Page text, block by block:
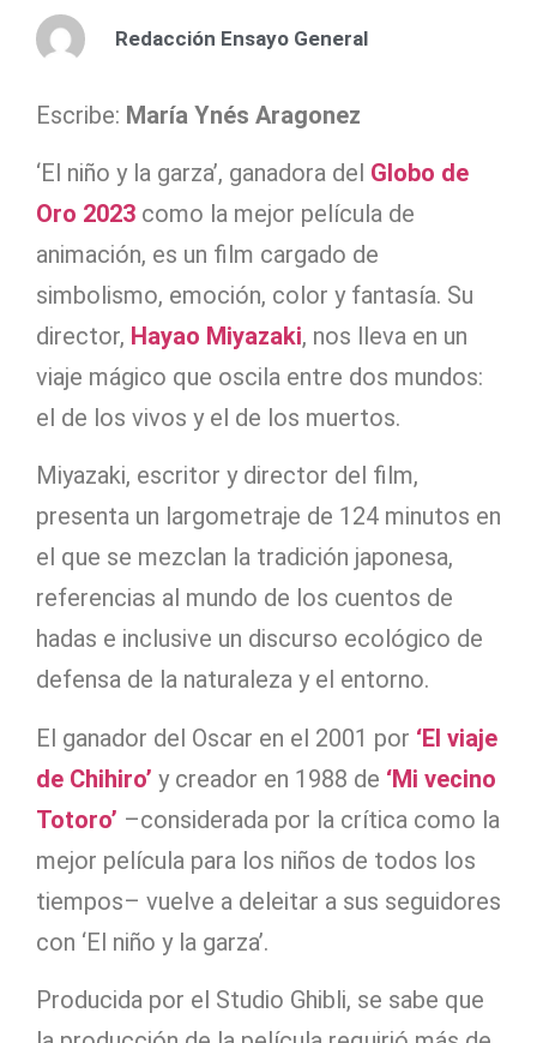
Redacción Ensayo General
Escribe: María Ynés Aragonez
‘El niño y la garza’, ganadora del Globo de
Oro 2023 como la mejor película de
animación, es un film cargado de
simbolismo, emoción, color y fantasía. Su
director, Hayao Miyazaki, nos lleva en un
viaje mágico que oscila entre dos mundos:
el de los vivos y el de los muertos.
Miyazaki, escritor y director del film,
presenta un largometraje de 124 minutos en
el que se mezclan la tradición japonesa,
referencias al mundo de los cuentos de
hadas e inclusive un discurso ecológico de
defensa de la naturaleza y el entorno.
El ganador del Oscar en el 2001 por ‘El viaje
de Chihiro’ y creador en 1988 de ‘Mi vecino
Totoro’ –considerada por la crítica como la
mejor película para los niños de todos los
tiempos– vuelve a deleitar a sus seguidores
con ‘El niño y la garza’.
Producida por el Studio Ghibli, se sabe que